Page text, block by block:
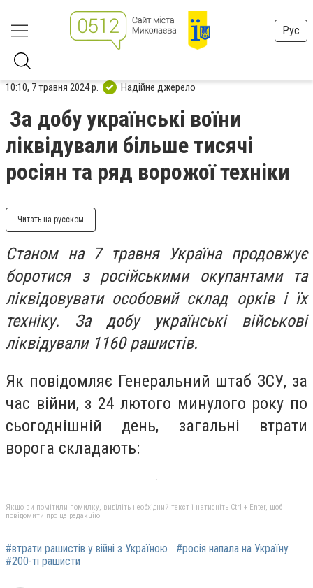
Рус
10:10, 7 травня 2024 р. Надійне джерело
За добу українські воїни
ліквідували більше тисячі
росіян та ряд ворожої техніки
Читать на русском
Станом на 7 травня Україна продовжує
боротися з російськими окупантами та
ліквідовувати особовий склад орків і їх
техніку. За добу українські військові
ліквідували 1160 рашистів.
Як повідомляє Генеральний штаб ЗСУ, за
час війни, з 24 лютого минулого року по
сьогоднішній день, загальні втрати
ворога складають:
Якщо ви помітили помилку, виділіть необхідний текст і натисніть Ctrl + Enter, щоб
повідомити про це редакцію
#втрати рашистів у війні з Україною
#росія напала на Україну
#200-ті рашисти